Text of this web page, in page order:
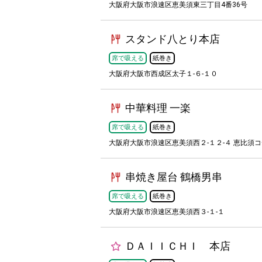
大阪府大阪市浪速区恵美須東三丁目4番36号
スタンド八とり本店
席で吸える 紙巻き
大阪府大阪市西成区太子１-６-１０
中華料理 一楽
席で吸える 紙巻き
大阪府大阪市浪速区恵美須西２-１２-４ 恵比須
串焼き屋台 鶴橋男串
席で吸える 紙巻き
大阪府大阪市浪速区恵美須西３-１-１
ＤＡＩＩＣＨＩ 本店